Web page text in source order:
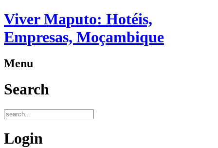
Viver Maputo: Hotéis,
Empresas, Moçambique
Menu
Search
Login